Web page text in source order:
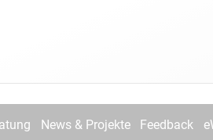
News & Projekte Feedback